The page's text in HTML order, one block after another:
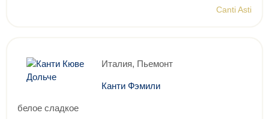
Canti Asti
Италия, Пьемонт
Канти Фэмили
белое сладкое